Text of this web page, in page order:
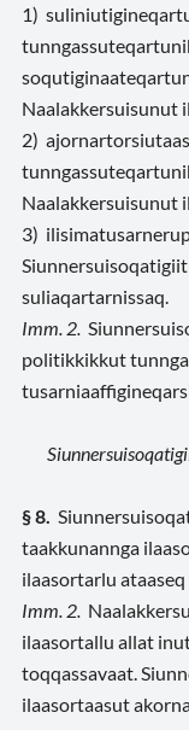
1)
Naalakkersuisunut
2)
Naalakkersuisunut
3)
suliaqartarnissaq.
Imm. 2.
politikkikkut
§ 8.
taakkunannga
ilaasortarlu
Imm. 2.
ilaasortallu allat
toqqassavaat.
ilaasortaasut